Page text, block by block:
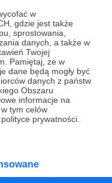
w
gdzie jest także
sprostowania,
danych, a także w
Twojej
Pamiętaj, że w
dane będą mogły być
danych z państw
Obszaru
informacje na
tym celów
prywatności.
już teraz!